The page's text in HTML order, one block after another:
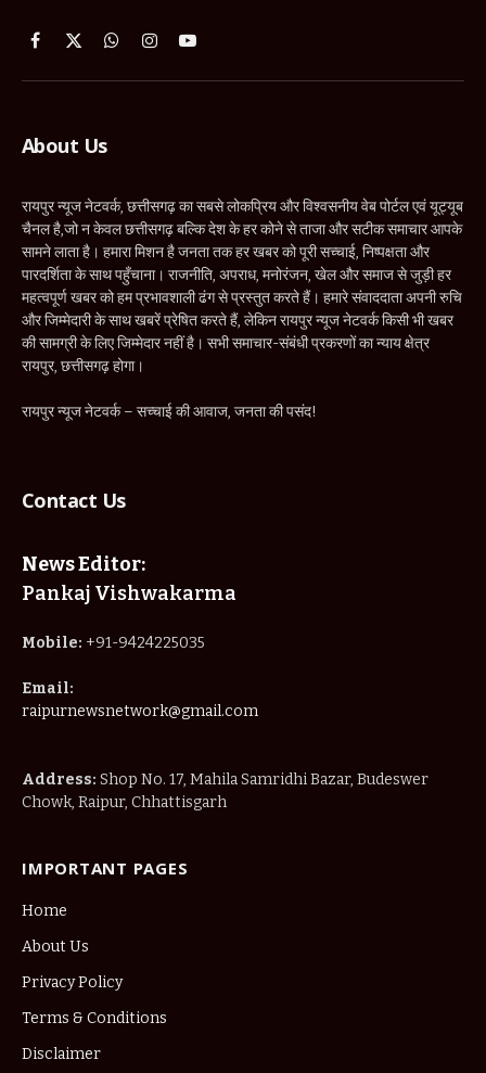
Facebook
X
WhatsApp
InstagramYouTube
About Us
रायपुर न्यूज नेटवर्क, छत्तीसगढ़ का सबसे लोकप्रिय और विश्वसनीय वेब पोर्टल एवं यूट्यूब
चैनल है,जो न केवल छत्तीसगढ़ बल्कि देश के हर कोने से ताजा और सटीक समाचार आपके
सामने लाता है। हमारा मिशन है जनता तक हर खबर को पूरी सच्चाई, निष्पक्षता और
पारदर्शिता के साथ पहुँचाना। राजनीति, अपराध, मनोरंजन, खेल और समाज से जुड़ी हर
महत्वपूर्ण खबर को हम प्रभावशाली ढंग से प्रस्तुत करते हैं। हमारे संवाददाता अपनी रुचि
और जिम्मेदारी के साथ खबरें प्रेषित करते हैं, लेकिन रायपुर न्यूज नेटवर्क किसी भी खबर
की सामग्री के लिए जिम्मेदार नहीं है। सभी समाचार-संबंधी प्रकरणों का न्याय क्षेत्र
रायपुर, छत्तीसगढ़ होगा।
रायपुर न्यूज नेटवर्क – सच्चाई की आवाज, जनता की पसंद!
Contact Us
News Editor:
Pankaj Vishwakarma
Mobile: +91-9424225035
Email:
raipurnewsnetwork@gmail.com
Address: Shop No. 17, Mahila Samridhi Bazar, Budeswer
Chowk, Raipur, Chhattisgarh
IMPORTANT PAGES
Home
About Us
Privacy Policy
Terms & Conditions
Disclaimer